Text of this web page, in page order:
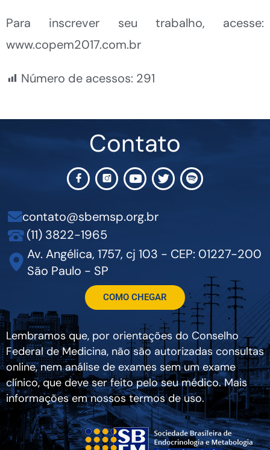
Para inscrever seu trabalho, acesse:
www.copem2017.com.br
Número de acessos: 291
Contato
contato@sbemsp.org.br
(11) 3822-1965
Av. Angélica, 1757, cj 103 - CEP: 01227-200
São Paulo - SP
COMO CHEGAR
Lembramos que, por orientações do Conselho
Federal de Medicina, não são autorizadas consultas
online, nem análise de exames sem um exame
clínico, que deve ser feito pelo seu médico. Mais
informações em nossos termos de uso.